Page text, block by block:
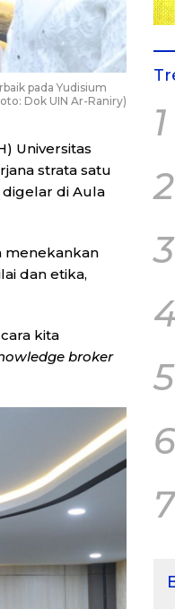
pada Yudisium
Dok UIN Ar-Raniry)
Universitas
strata satu
digelar di Aula
menekankan
dan etika,
kita
broker
1
2
3
5
6
7